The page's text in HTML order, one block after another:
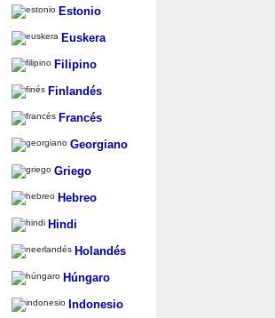
Estonio
Euskera
Filipino
Finlandés
Francés
Georgiano
Griego
Hebreo
Hindi
Holandés
Húngaro
Indonesio